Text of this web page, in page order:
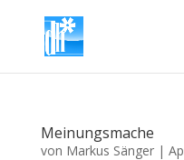
Meinungsmache
von Markus Sänger|